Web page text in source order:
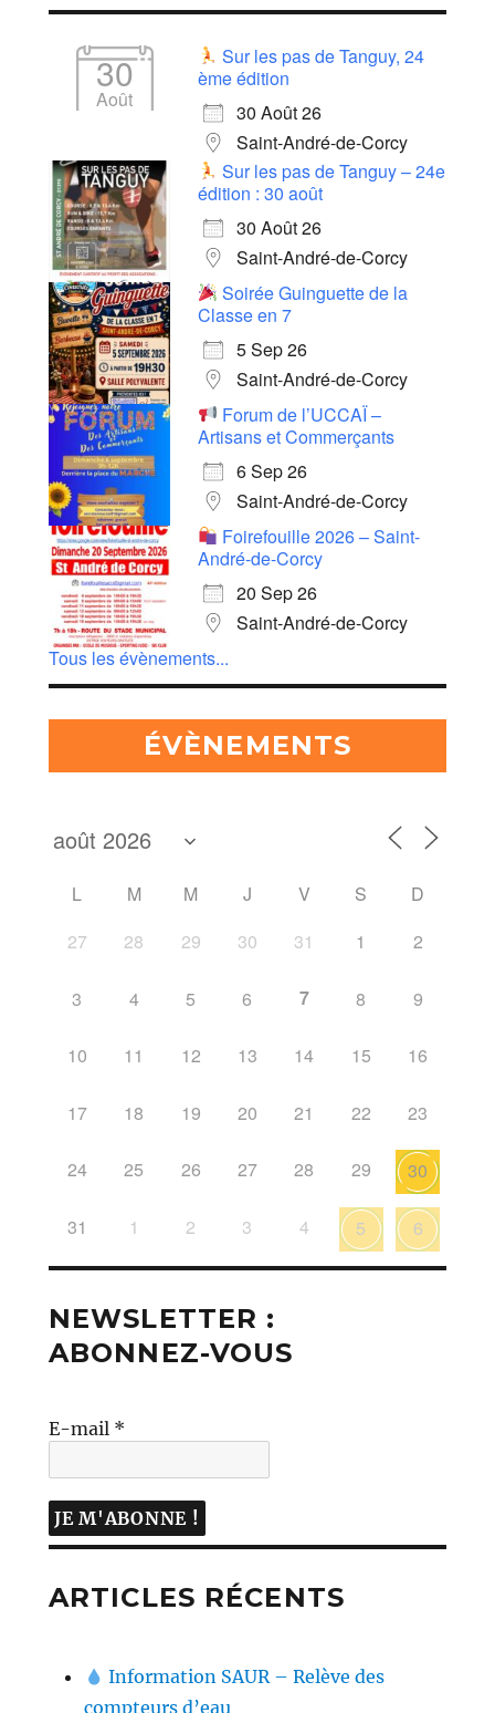
30
Août
Sur les pas de Tanguy, 24
ème édition
30 Août 26
Saint-André-de-Corcy
Sur les pas de Tanguy – 24e
édition : 30 août
30 Août 26
Saint-André-de-Corcy
Soirée Guinguette de la
Classe en 7
5 Sep 26
Saint-André-de-Corcy
Forum de l’UCCAÏ –
Artisans et Commerçants
6 Sep 26
Saint-André-de-Corcy
Foirefouille 2026 – Saint-
André-de-Corcy
20 Sep 26
Saint-André-de-Corcy
Tous les évènements...
ÉVÈNEMENTS
L M M J V S
D
27
28 29 30 31 1 2
3 4 5 6 7 8 9
10 11 12 13 14 15 16
17 18 19 20 21 22 23
24 25 26 27 28 29 30
31 1 2 3 4 5 6
NEWSLETTER :
ABONNEZ-VOUS
E-mail *
ARTICLES RÉCENTS
Information SAUR – Relève des
compteurs d’eau